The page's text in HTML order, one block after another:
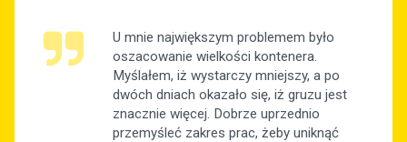
U mnie największym problemem było
oszacowanie wielkości kontenera.
Myślałem, iż wystarczy mniejszy, a po
dwóch dniach okazało się, iż gruzu jest
znacznie więcej. Dobrze uprzednio
przemyśleć zakres prac, żeby uniknąć